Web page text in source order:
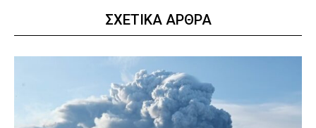
ΣΧΕΤΙΚΑ ΑΡΘΡΑ